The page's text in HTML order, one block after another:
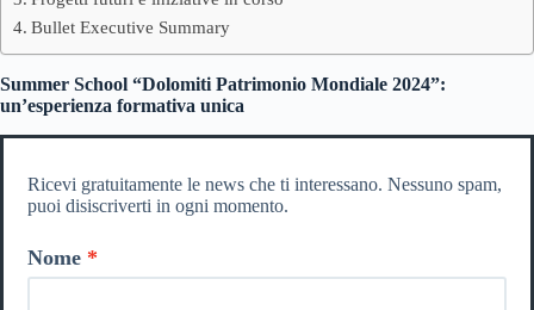
Bullet Executive Summary
Summer School “Dolomiti Patrimonio Mondiale 2024”:
un’esperienza formativa unica
Ricevi gratuitamente le news che ti interessano. Nessuno spam,
puoi disiscriverti in ogni momento.
Nome